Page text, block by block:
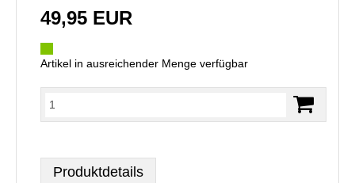
49,95 EUR
Artikel in ausreichender Menge verfügbar
Produktdetails